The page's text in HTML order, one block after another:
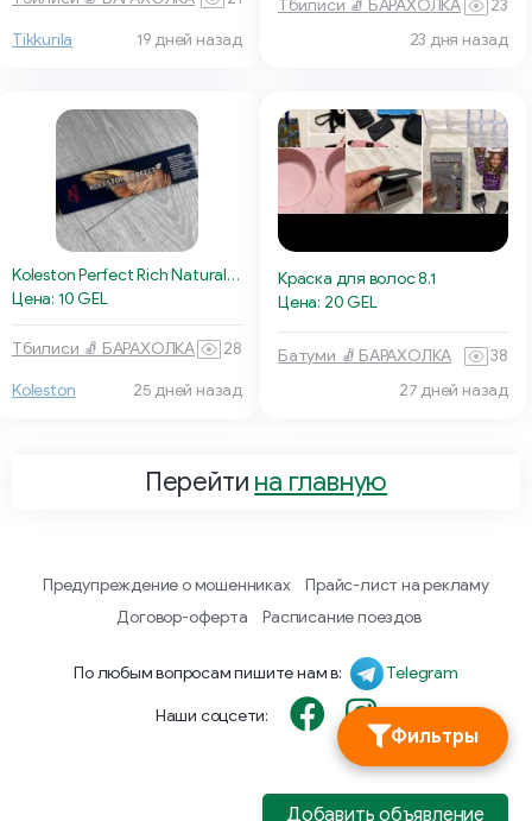
Фильтры
Tikkurila 19 дней назад
Тбилиси 🧦 БАРАХОЛКА
23
23 дня назад
Koleston Perfect Rich Naturals 10/8
Цена: 10 GEL
Тбилиси 🧦 БАРАХОЛКА 28
Koleston 25 дней назад
Краска для волос 8.1
Цена: 20 GEL
Батуми 🧦 БАРАХОЛКА
38
27 дней назад
Перейти на главную
Предупреждение о мошенниках
Прайс-лист на рекламу
Договор-оферта
Расписание поездов
По любым вопросам пишите нам в: Telegram
Наши соцсети:
Добавить объявление